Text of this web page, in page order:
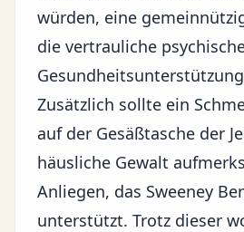
würden, eine
die vertrauliche
Zusätzlich sollte ein
auf der Gesäßtasche der
häusliche Gewalt
Anliegen, das Sweeney
unterstützt. Trotz dieser